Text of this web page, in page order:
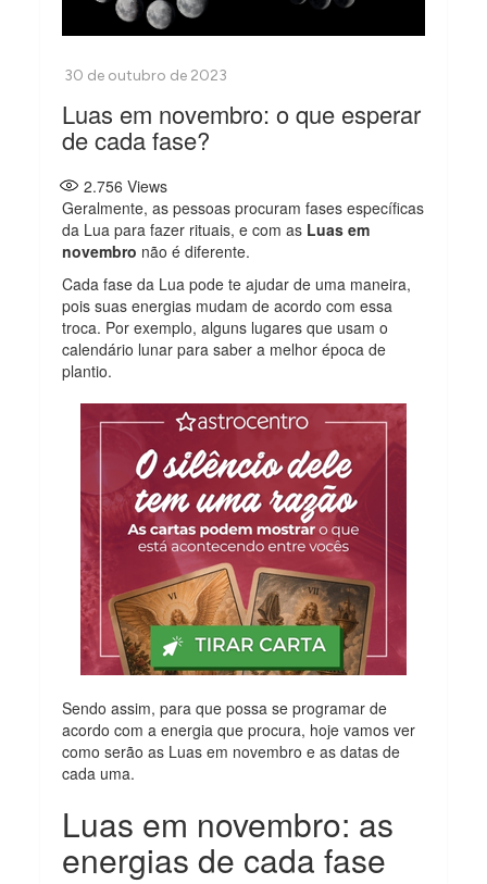
Luas em novembro: o que esperar
de cada fase?
2.756 Views
Geralmente, as pessoas procuram fases específicas
da Lua para fazer rituais, e com as Luas em
novembro não é diferente.
Cada fase da Lua pode te ajudar de uma maneira,
pois suas energias mudam de acordo com essa
troca. Por exemplo, alguns lugares que usam o
calendário lunar para saber a melhor época de
plantio.
Sendo assim, para que possa se programar de
acordo com a energia que procura, hoje vamos ver
como serão as Luas em novembro e as datas de
cada uma.
Luas em novembro: as
energias de cada fase